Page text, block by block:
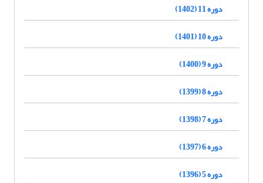
دوره 11 (1402)
دوره 10 (1401)
دوره 9 (1400)
دوره 8 (1399)
دوره 7 (1398)
دوره 6 (1397)
دوره 5 (1396)